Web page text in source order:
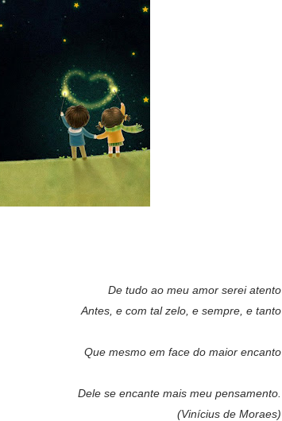
De tudo ao meu amor serei atento
Antes, e com tal zelo, e sempre, e tanto
Que mesmo em face do maior encanto
Dele se encante mais meu pensamento.
(Vinícius de Moraes)